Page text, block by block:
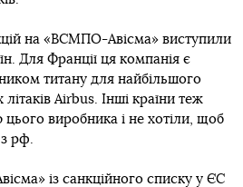
на «ВСМПО-Авісма» виступили
Для Франції ця компанія є
титану для найбільшого
Airbus. Інші країни теж
виробника і не хотіли, щоб
рф.
із санкційного списку у ЄС